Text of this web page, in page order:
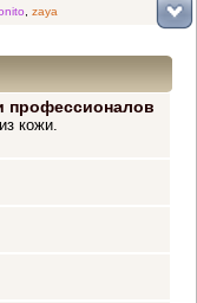
zaya
профессионалов
кожи.